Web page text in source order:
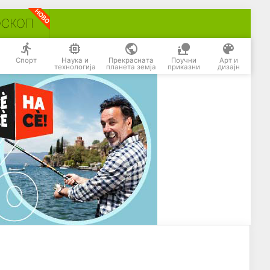
Спорт Наука и
технологија
Прекрасната
планета земја
Поучни
приказни
Арт и
дизајн